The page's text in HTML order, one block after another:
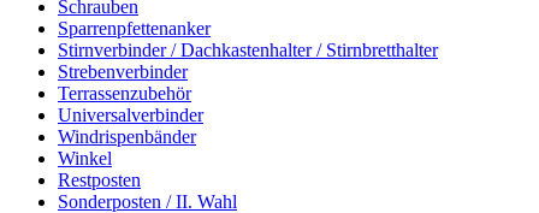
Schrauben
Sparrenpfettenanker
Stirnverbinder / Dachkastenhalter / Stirnbretthalter
Strebenverbinder
Terrassenzubehör
Universalverbinder
Windrispenbänder
Winkel
Restposten
Sonderposten / II. Wahl